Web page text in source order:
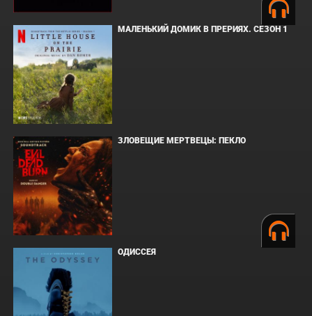
МАЛЕНЬКИЙ ДОМИК В ПРЕРИЯХ. СЕЗОН 1
ЗЛОВЕЩИЕ МЕРТВЕЦЫ: ПЕКЛО
ОДИССЕЯ